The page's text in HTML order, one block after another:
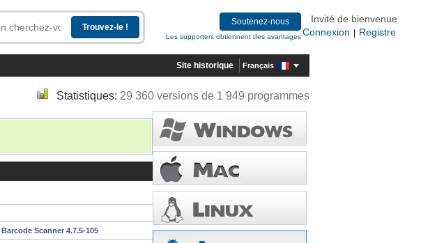
Soutenez-nous
Les supporters obtiennent des avantages
Invité de bienvenue
Connexion
Registre
Site historique Français
Statistiques: 29 360 versions de 1 949 programmes
Barcode Scanner 4.7.5-105